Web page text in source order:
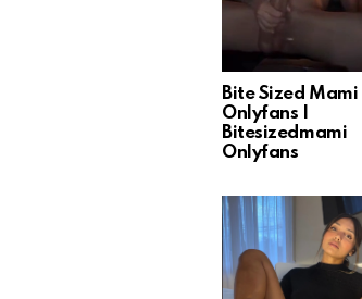
Bite Sized Mami
Onlyfans |
Bitesizedmami
Onlyfans